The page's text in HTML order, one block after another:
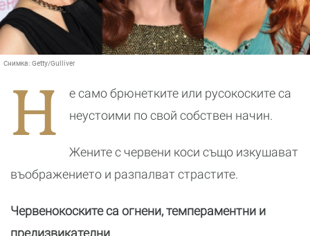
Снимка: Getty/Gulliver
Н
е само брюнетките или русокоските са
неустоими по свой собствен начин.
Жените с червени коси също изкушават
въображението и разпалват страстите.
Червенокоските са огнени, темпераментни и
предизвикателни.